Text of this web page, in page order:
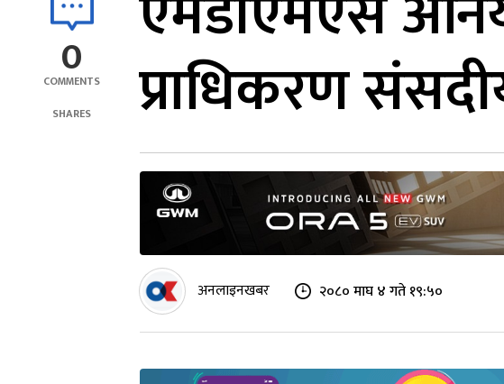
0
COMMENTS
SHARES
प्राधिकरण
अनलाइनखबर २०८० माघ ४ गते १९:५०